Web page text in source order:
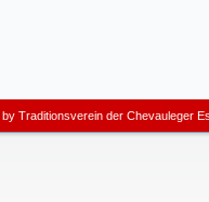
by Traditionsverein der Chevauleger